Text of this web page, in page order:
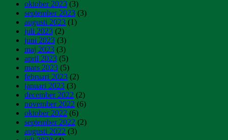
oktober 2023 (3)
september 2023 (3)
augusti 2023 (1)
juli 2023 (2)
juni 2023 (3)
maj 2023 (3)
april 2023 (5)
mars 2023 (5)
februari 2023 (2)
januari 2023 (3)
december 2022 (2)
november 2022 (6)
oktober 2022 (6)
september 2022 (2)
augusti 2022 (3)